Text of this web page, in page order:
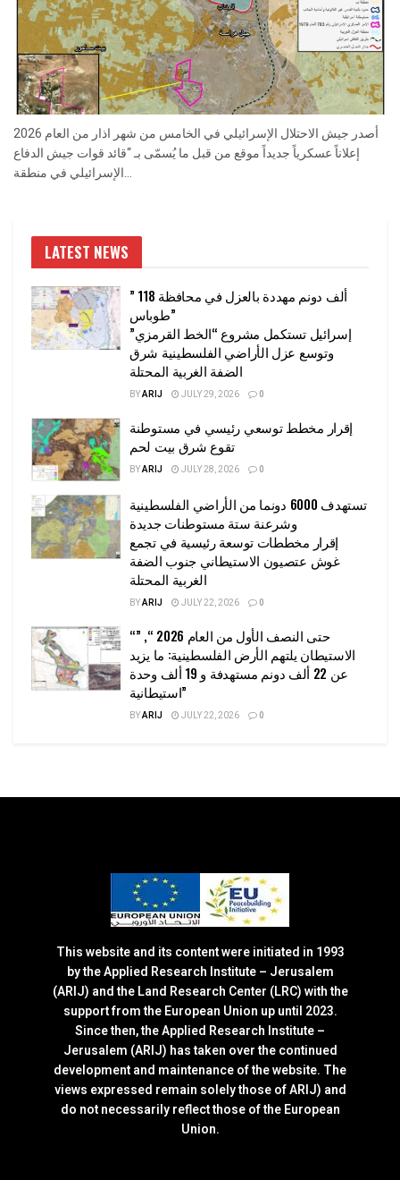
أصدر جيش الاحتلال الإسرائيلي في الخامس من شهر اذار من العام 2026
إعلاناً عسكرياً جديداً موقع من قبل ما يُسمّى بـ “قائد قوات جيش الدفاع
LATEST NEWS
” 118 ألف دونم مهددة بالعزل في محافظة
طوباس”
إسرائيل تستكمل مشروع “الخط القرمزي”
وتوسع عزل الأراضي الفلسطينية شرق
الضفة الغربية المحتلة
BYARIJ JULY 29, 2026 0
إقرار مخطط توسعي رئيسي في مستوطنة
تقوع شرق بيت لحم
BYARIJ JULY 28, 2026 0
تستهدف 6000 دونما من الأراضي الفلسطينية
وشرعنة ستة مستوطنات جديدة
إقرار مخططات توسعة رئيسية في تجمع
غوش عتصيون الاستيطاني جنوب الضفة
الغربية المحتلة
BYARIJ JULY 22, 2026 0
“حتى النصف الأول من العام 2026 “, ”
الاستيطان يلتهم الأرض الفلسطينية: ما يزيد
عن 22 ألف دونم مستهدفة و 19 ألف وحدة
استيطانية”
BYARIJ JULY 22, 2026 0
This website and its content were initiated in 1993
by the Applied Research Institute – Jerusalem
(ARIJ) and the Land Research Center (LRC) with the
support from the European Union up until 2023.
Since then, the Applied Research Institute –
Jerusalem (ARIJ) has taken over the continued
development and maintenance of the website. The
views expressed remain solely those of ARIJ) and
do not necessarily reflect those of the European
Union.